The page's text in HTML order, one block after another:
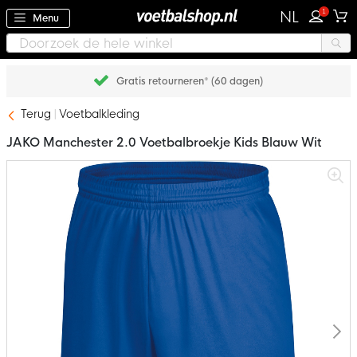
Menu NL 1
Gratis retourneren* (60 dagen)
Terug Voetbalkleding
JAKO Manchester 2.0 Voetbalbroekje Kids Blauw Wit